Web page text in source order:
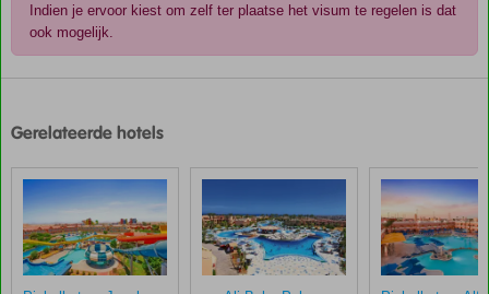
Indien je ervoor kiest om zelf ter plaatse het visum te regelen is dat
ook mogelijk.
door
gegeven
na
hun
verblijf
Gerelateerde hotels